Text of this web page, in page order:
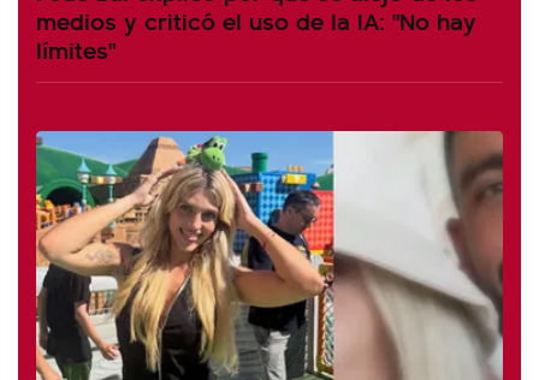
medios y criticó el uso de la IA: "No hay
límites"